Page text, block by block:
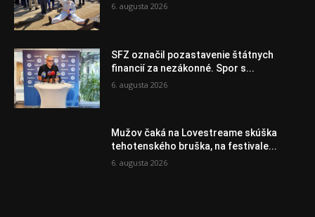
6. augusta 2026
SFZ označil pozastavenie štátnych
financií za nezákonné. Spor s...
6. augusta 2026
Mužov čaká na Lovestreame skúška
tehotenského bruška, na festivale...
6. augusta 2026